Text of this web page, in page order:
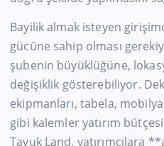
Bayilik almak isteyen
gücüne sahip olması
şubenin büyüklüğüne,
değişiklik gösterebiliyor.
ekipmanları, tabela,
gibi kalemler yatırım
Tavuk Land, yatırımcılara